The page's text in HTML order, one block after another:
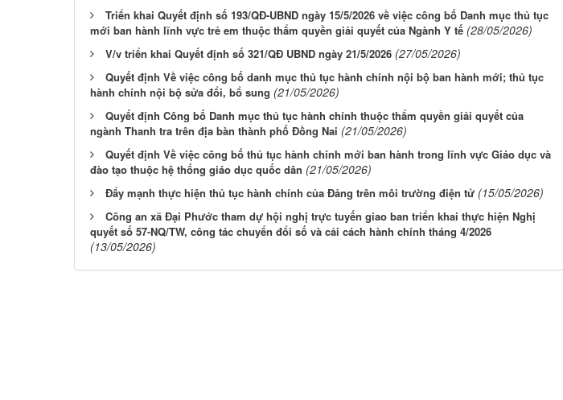
Triển khai Quyết định số 193/QĐ-UBND ngày 15/5/2026 về việc công bố Danh mục thủ tục
mới ban hành lĩnh vực trẻ em thuộc thẩm quyền giải quyết của Ngành Y tế (28/05/2026)
V/v triển khai Quyết định số 321/QĐ UBND ngày 21/5/2026 (27/05/2026)
Quyết định Về việc công bố danh mục thủ tục hành chính nội bộ ban hành mới; thủ tục
hành chính nội bộ sửa đổi, bổ sung (21/05/2026)
Quyết định Công bố Danh mục thủ tục hành chính thuộc thẩm quyền giải quyết của
ngành Thanh tra trên địa bàn thành phố Đồng Nai (21/05/2026)
Quyết định Về việc công bố thủ tục hành chính mới ban hành trong lĩnh vực Giáo dục và
đào tạo thuộc hệ thống giáo dục quốc dân (21/05/2026)
Đẩy mạnh thực hiện thủ tục hành chính của Đảng trên môi trường điện tử (15/05/2026)
Công an xã Đại Phước tham dự hội nghị trực tuyến giao ban triển khai thực hiện Nghị
quyết số 57-NQ/TW, công tác chuyển đổi số và cải cách hành chính tháng 4/2026
(13/05/2026)